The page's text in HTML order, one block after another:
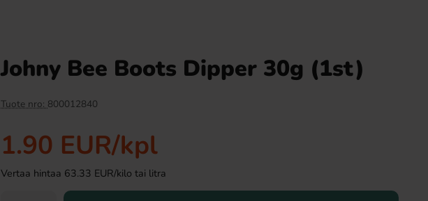
Johny Bee Boots Dipper 30g (1st)
Tuote nro: 800012840
1.90 EUR/kpl
Vertaa hintaa 63.33 EUR/kilo tai litra